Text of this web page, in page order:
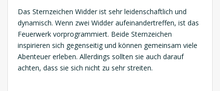
Das Sternzeichen Widder ist sehr leidenschaftlich und
dynamisch. Wenn zwei Widder aufeinandertreffen, ist das
Feuerwerk vorprogrammiert. Beide Sternzeichen
inspirieren sich gegenseitig und können gemeinsam viele
Abenteuer erleben. Allerdings sollten sie auch darauf
achten, dass sie sich nicht zu sehr streiten.